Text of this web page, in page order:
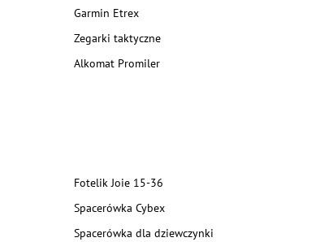
Garmin Etrex
Zegarki taktyczne
Alkomat Promiler
Fotelik Joie 15-36
Spacerówka Cybex
Spacerówka dla dziewczynki